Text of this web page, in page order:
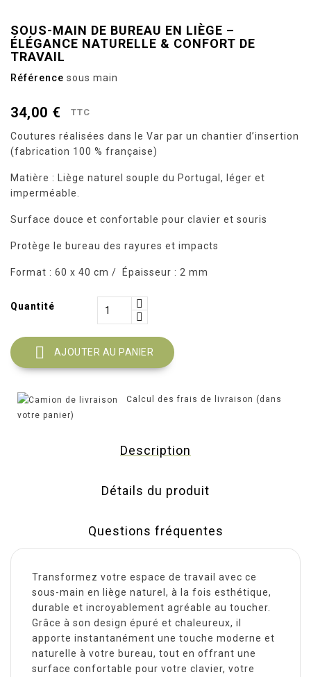
SOUS-MAIN DE BUREAU EN LIÈGE –
ÉLÉGANCE NATURELLE & CONFORT DE
TRAVAIL
Référence sous main
34,00 € TTC
Coutures réalisées dans le Var par un chantier d’insertion
(fabrication 100 % française)
Matière : Liège naturel souple du Portugal, léger et
imperméable.
Surface douce et confortable pour clavier et souris
Protège le bureau des rayures et impacts
Format : 60 x 40 cm / Épaisseur : 2 mm
Quantité
 AJOUTER AU PANIER
Calcul des frais de livraison (dans
votre panier)
Description
Détails du produit
Questions fréquentes
Transformez votre espace de travail avec ce
sous-main en liège naturel, à la fois esthétique,
durable et incroyablement agréable au toucher.
Grâce à son design épuré et chaleureux, il
apporte instantanément une touche moderne et
naturelle à votre bureau, tout en offrant une
surface confortable pour votre clavier, votre